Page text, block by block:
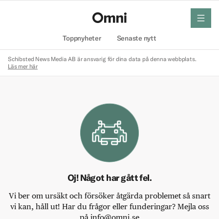
Toppnyheter Senaste nytt
meny
Schibsted News Media AB är ansvarig för dina data på denna webbplats.
Läs mer här
Oj! Något har gått fel.
Vi ber om ursäkt och försöker åtgärda problemet så snart
vi kan, håll ut! Har du frågor eller funderingar? Mejla oss